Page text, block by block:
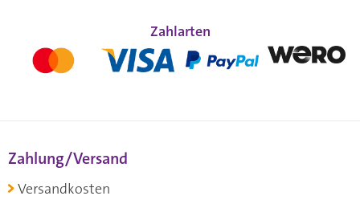
Zahlarten
Zahlung/Versand
Versandkosten